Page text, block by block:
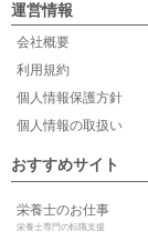
運営情報
会社概要
利用規約
個人情報保護方針
個人情報の取扱い
おすすめサイト
栄養士のお仕事
栄養士専門の転職支援